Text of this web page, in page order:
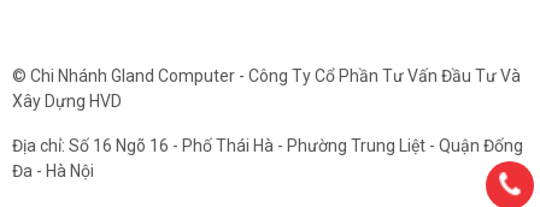
© Chi Nhánh Gland Computer - Công Ty Cổ Phần Tư Vấn Đầu Tư Và
Xây Dựng HVD
Địa chỉ: Số 16 Ngõ 16 - Phố Thái Hà - Phường Trung Liệt - Quận Đống
Đa - Hà Nội